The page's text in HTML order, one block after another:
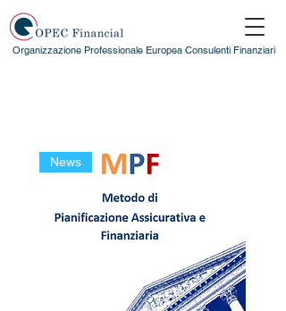
Organizzazione Professionale Europea Consulenti Finanziari
News